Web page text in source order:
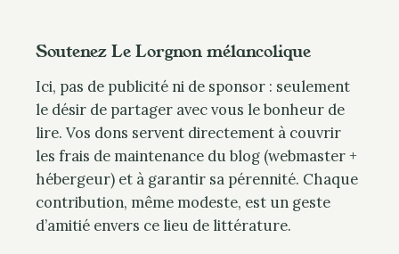
Soutenez Le Lorgnon mélancolique
Ici, pas de publicité ni de sponsor : seulement
le désir de partager avec vous le bonheur de
lire. Vos dons servent directement à couvrir
les frais de maintenance du blog (webmaster +
hébergeur) et à garantir sa pérennité. Chaque
contribution, même modeste, est un geste
d’amitié envers ce lieu de littérature.